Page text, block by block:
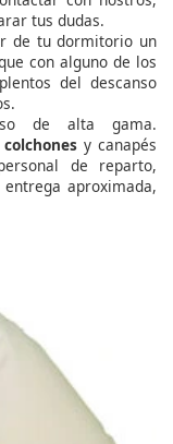
tus dudas.
de tu dormitorio un
con alguno de los
del descanso
de alta gama.
colchonesy canapés
de reparto,
aproximada,